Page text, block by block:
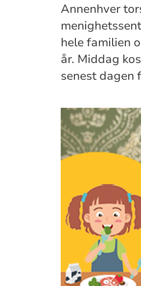
Annenhver
hele familien
år. Middag
senest dagen